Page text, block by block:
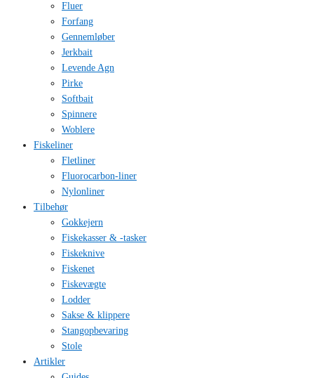
Fluer
Forfang
Gennemløber
Jerkbait
Levende Agn
Pirke
Softbait
Spinnere
Woblere
Fiskeliner
Fletliner
Fluorocarbon-liner
Nylonliner
Tilbehør
Gokkejern
Fiskekasser & -tasker
Fiskeknive
Fiskenet
Fiskevægte
Lodder
Sakse & klippere
Stangopbevaring
Stole
Artikler